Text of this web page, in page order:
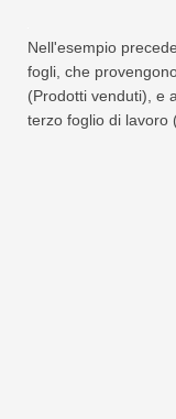
Nell'esempio
fogli, che
(Prodotti venduti), e
terzo foglio di lavoro